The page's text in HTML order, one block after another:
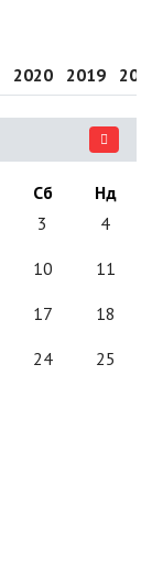
2020 2019 2018
Сб
Нд
3 4
10 11
17 18
24 25